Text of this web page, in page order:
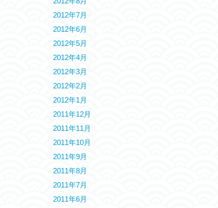
2012年7月
2012年6月
2012年5月
2012年4月
2012年3月
2012年2月
2012年1月
2011年12月
2011年11月
2011年10月
2011年9月
2011年8月
2011年7月
2011年6月